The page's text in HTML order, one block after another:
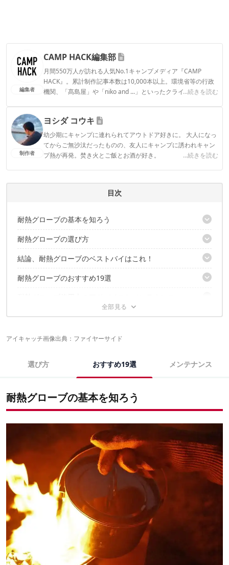
編集者
CAMP HACK編集部
月間550万人が訪れる人気No.1キャンプメディア『CAMP
HACK』。累計制作記事本数は10,000本以上。環境省等の行政
機関、「髙島屋」や「niko and ...」といったクライアントとの
...続きを読む
CAMP HACK編集部のプロフィール
制作者
ヨシダ コウキ
幼少期にキャンプに連れられてアウトドア好きに。 大人になっ
てからご無沙汰だったものの、友人にキャンプに誘われキャン
プ熱が再発。焚き火とご飯とお酒が好き。
...続きを読む
ヨシダ コウキのプロフィール
目次
耐熱グローブの基本を知ろう
耐熱グローブの必要性とは？
耐熱グローブの選び方
素材：アラミド繊維と牛革の2種類から選ぼう
丈の長さ：安全性に優れるロングか、汎用性に優れるショートか
サイズ：ぴったりフィットするグローブを選ぼう
結論、耐熱グローブのベストバイはこれ！
ロングタイプの最強モデル
耐熱グローブのおすすめ19選
ショートタイプのおすすめ10選
耐熱グローブでキャンプでのファイヤーワークを楽しく！
耐熱グローブの人気売れ筋ランキング
アイキャッチ画像出典： ファイヤーサイド
選び方 おすすめ19選 メンテナンス
耐熱グローブの基本を知ろう